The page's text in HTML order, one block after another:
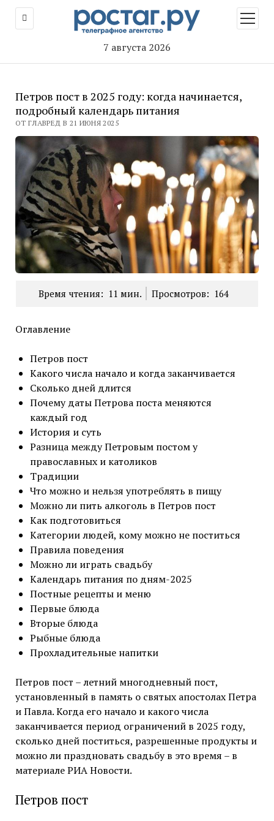
7 августа 2026
меню
Петров пост в 2025 году: когда начинается,
подробный календарь питания
ОТ ГЛАВРЕД В 21 ИЮНЯ 2025
Время чтения: 11 мин. Просмотров: 164
Оглавление
Петров пост
Какого числа начало и когда заканчивается
Сколько дней длится
Почему даты Петрова поста меняются
каждый год
История и суть
Разница между Петровым постом у
православных и католиков
Традиции
Что можно и нельзя употреблять в пищу
Можно ли пить алкоголь в Петров пост
Как подготовиться
Категории людей, кому можно не поститься
Правила поведения
Можно ли играть свадьбу
Календарь питания по дням-2025
Постные рецепты и меню
Первые блюда
Вторые блюда
Рыбные блюда
Прохладительные напитки
Петров пост – летний многодневный пост,
установленный в память о святых апостолах Петра
и Павла. Когда его начало и какого числа
заканчивается период ограничений в 2025 году,
сколько дней поститься, разрешенные продукты и
можно ли праздновать свадьбу в это время – в
материале РИА Новости.
Петров пост